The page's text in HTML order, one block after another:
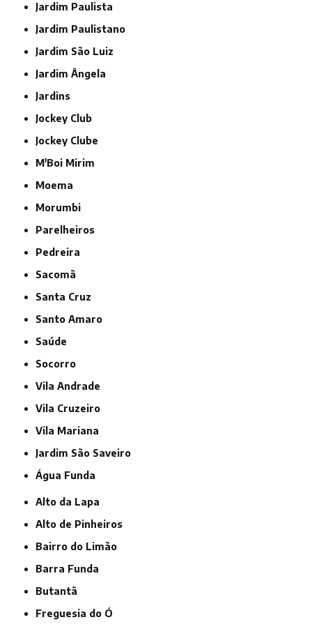
Jardim Paulista
Jardim Paulistano
Jardim São Luiz
Jardim Ângela
Jardins
Jockey Club
Jockey Clube
M'Boi Mirim
Moema
Morumbi
Parelheiros
Pedreira
Sacomã
Santa Cruz
Santo Amaro
Saúde
Socorro
Vila Andrade
Vila Cruzeiro
Vila Mariana
jardim São Saveiro
Água Funda
Alto da Lapa
Alto de Pinheiros
Bairro do Limão
Barra Funda
Butantã
Freguesia do Ó